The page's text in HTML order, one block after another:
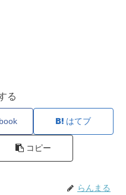
る
はてブ
コピー
らんまる